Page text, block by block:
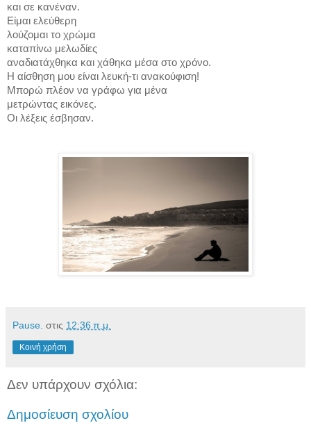
και σε κανέναν.
Είμαι ελεύθερη
λούζομαι το χρώμα
καταπίνω μελωδίες
αναδιατάχθηκα και χάθηκα μέσα στο χρόνο.
Η αίσθηση μου είναι λευκή-τι ανακούφιση!
Μπορώ πλέον να γράφω για μένα
μετρώντας εικόνες.
Οι λέξεις έσβησαν.
Pause. στις 12:36 π.μ.
Κοινή χρήση
Δεν υπάρχουν σχόλια:
Δημοσίευση σχολίου